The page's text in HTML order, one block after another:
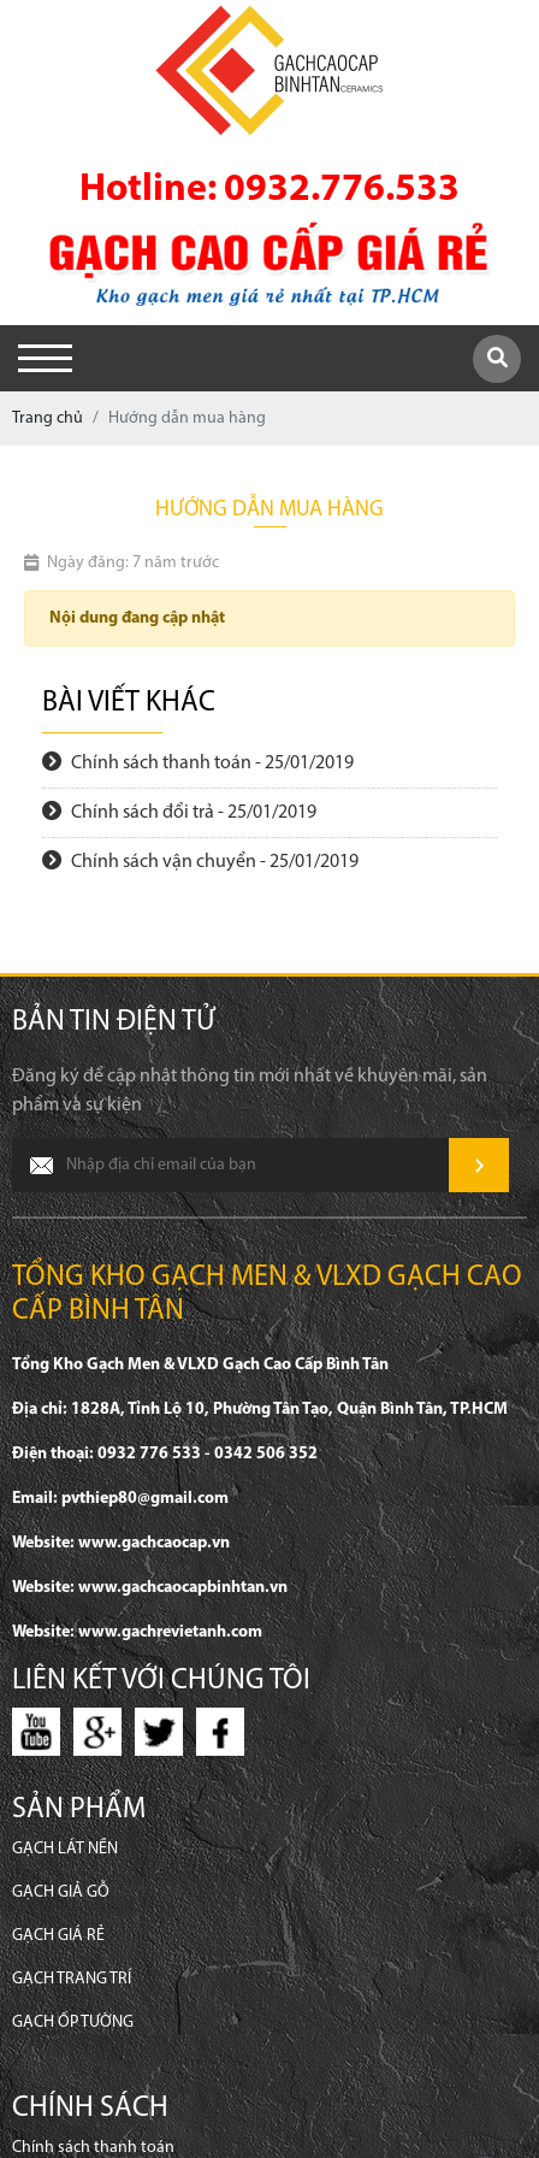
Hotline: 0932.776.533
Trang chủ Hướng dẫn mua hàng
HƯỚNG DẪN MUA HÀNG
Ngày đăng: 7 năm trước
Nội dung đang cập nhật
BÀI VIẾT KHÁC
Chính sách thanh toán - 25/01/2019
Chính sách đổi trả - 25/01/2019
Chính sách vận chuyển - 25/01/2019
BẢN TIN ĐIỆN TỬ
Đăng ký để cập nhật thông tin mới nhất về khuyên mãi, sản
phẩm và sự kiện
TỔNG KHO GẠCH MEN & VLXD GẠCH CAO
CẤP BÌNH TÂN
Tổng Kho Gạch Men & VLXD Gạch Cao Cấp Bình Tân
Địa chỉ: 1828A, Tỉnh Lộ 10, Phường Tân Tạo, Quận Bình Tân, TP.HCM
Điện thoại: 0932 776 533 - 0342 506 352
Email: pvthiep80@gmail.com
Website: www.gachcaocap.vn
Website: www.gachcaocapbinhtan.vn
Website: www.gachrevietanh.com
LIÊN KẾT VỚI CHÚNG TÔI
SẢN PHẨM
GẠCH LÁT NỀN
GẠCH GIẢ GỖ
GẠCH GIÁ RẺ
GẠCH TRANG TRÍ
GẠCH ỐP TƯỜNG
CHÍNH SÁCH
Chính sách thanh toán